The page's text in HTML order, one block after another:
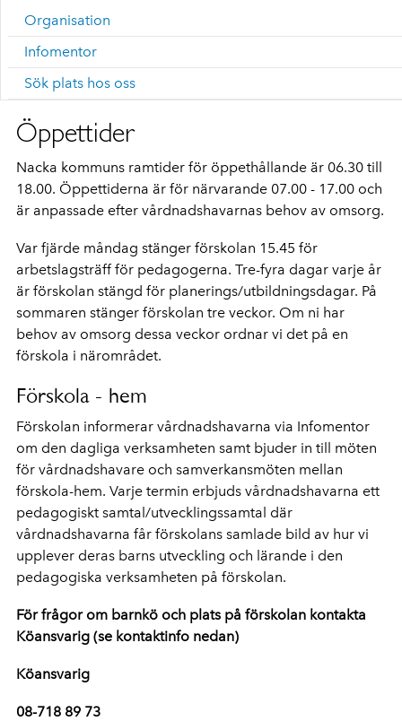
Organisation
Infomentor
Sök plats hos oss
Öppettider
Nacka kommuns ramtider för öppethållande är 06.30 till
18.00. Öppettiderna är för närvarande 07.00 - 17.00 och
är anpassade efter vårdnadshavarnas behov av omsorg.
Var fjärde måndag stänger förskolan 15.45 för
arbetslagsträff för pedagogerna. Tre-fyra dagar varje år
är förskolan stängd för planerings/utbildningsdagar. På
sommaren stänger förskolan tre veckor. Om ni har
behov av omsorg dessa veckor ordnar vi det på en
förskola i närområdet.
Förskola - hem
Förskolan informerar vårdnadshavarna via Infomentor
om den dagliga verksamheten samt bjuder in till möten
för vårdnadshavare och samverkansmöten mellan
förskola-hem. Varje termin erbjuds vårdnadshavarna ett
pedagogiskt samtal/utvecklingssamtal där
vårdnadshavarna får förskolans samlade bild av hur vi
upplever deras barns utveckling och lärande i den
pedagogiska verksamheten på förskolan.
För frågor om barnkö och plats på förskolan kontakta
Köansvarig (se kontaktinfo nedan)
Köansvarig
08-718 89 73